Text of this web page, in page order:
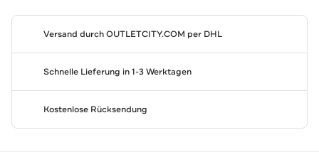
Versand durchOUTLETCITY.COM per DHL
Schnelle Lieferung in 1-3 Werktagen
Kostenlose Rücksendung